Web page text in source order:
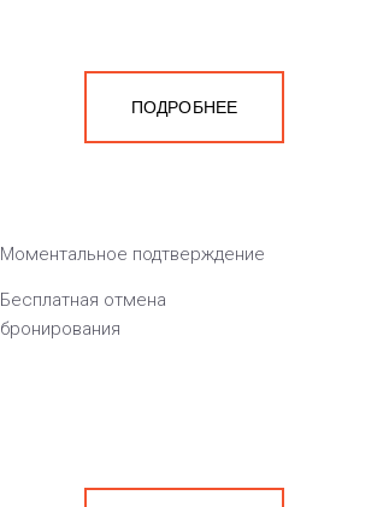
ПОДРОБНЕЕ
Моментальное подтверждение
Бесплатная отмена
бронирования